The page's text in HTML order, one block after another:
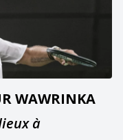
WAWRINKA
à